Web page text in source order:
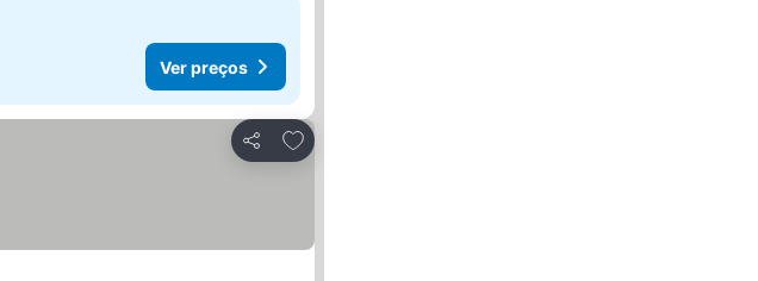
Ver preços
Partilhar
Adicionar aos favoritos